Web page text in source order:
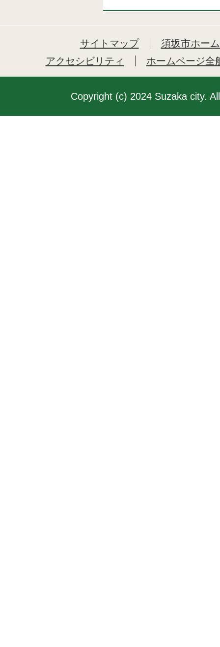
サイトマップ
須坂市ホー
アクセシビリティ
ホームページ全
Copyright (c) 2024 Suzaka city.